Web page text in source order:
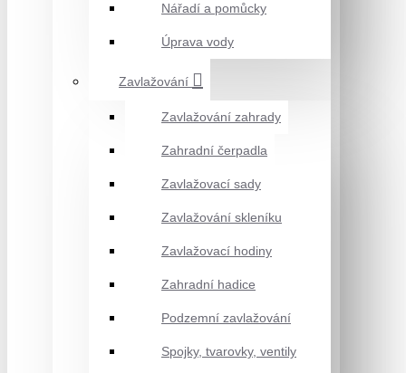
Nářadí a pomůcky
Úprava vody
Zavlažování
Zavlažování zahrady
Zahradní čerpadla
Zavlažovací sady
Zavlažování skleníku
Zavlažovací hodiny
Zahradní hadice
Podzemní zavlažování
Spojky, tvarovky, ventily